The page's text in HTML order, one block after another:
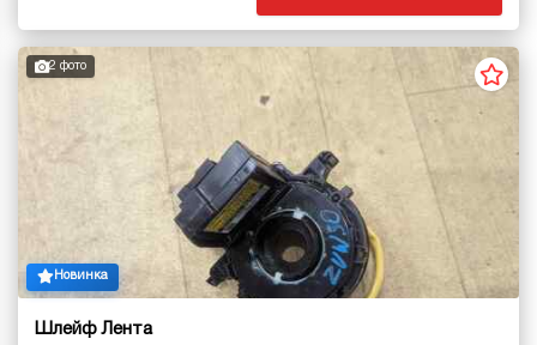
2 фото
Новинка
Шлейф Лента